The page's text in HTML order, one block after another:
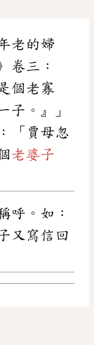
老的婦
卷三：
個老寡
子。』」
「賈母忽
老婆子
呼。如：
又寫信回